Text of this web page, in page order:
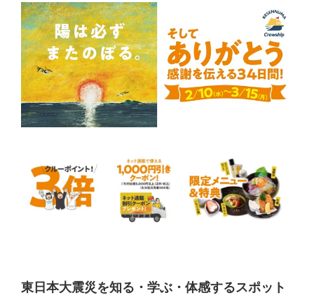
東日本大震災を知る・学ぶ・体感するスポット